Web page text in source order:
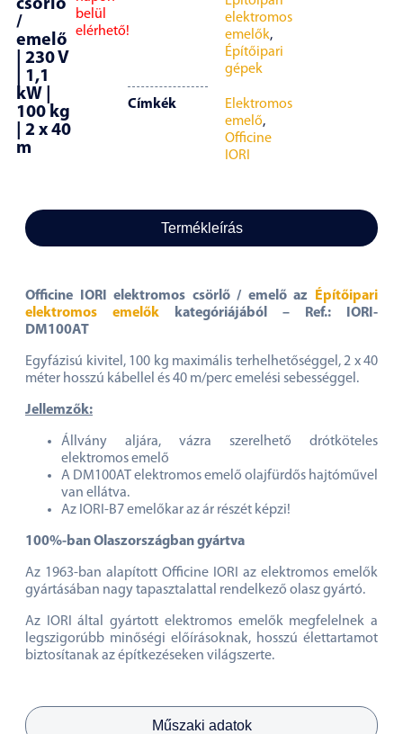
csörlő
/
emelő
| 230 V
| 1,1
kW |
100 kg
| 2 x 40
m
belül
elérhető!
elektromos
emelők,
Építőipari
gépek
Címkék
Elektromos
emelő,
Officine
IORI
Termékleírás
Műszaki adatok
Officine IORI elektromos csörlő / emelő az
Építőipari
elektromos emelők kategóriájából – Ref.: IORI-
DM100AT
Egyfázisú kivitel, 100 kg maximális terhelhetőséggel, 2 x 40
méter hosszú kábellel és 40 m/perc emelési sebességgel.
Jellemzők:
Állvány aljára, vázra szerelhető drótköteles
elektromos emelő
A DM100AT elektromos emelő olajfürdős hajtóművel
van ellátva.
Az IORI-B7 emelőkar az ár részét képzi!
100%-ban Olaszországban gyártva
Az 1963-ban alapított Officine IORI az elektromos emelők
gyártásában nagy tapasztalattal rendelkező olasz gyártó.
Az IORI által gyártott elektromos emelők megfelelnek a
legszigorúbb minőségi előírásoknak, hosszú élettartamot
biztosítanak az építkezéseken világszerte.